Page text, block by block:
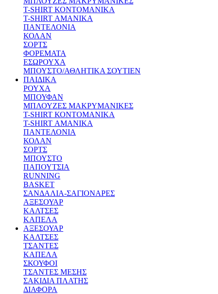
T-SHIRT ΚΟΝΤΟΜΑΝΙΚΑ
T-SHIRT ΑΜΑΝΙΚΑ
ΠΑΝΤΕΛΟΝΙΑ
ΚΟΛΑΝ
ΣΟΡΤΣ
ΦΟΡΕΜΑΤΑ
ΕΣΩΡΟΥΧΑ
ΜΠΟΥΣΤΟ/ΑΘΛΗΤΙΚΑ ΣΟΥΤΙΕΝ
ΠΑΙΔΙΚΑ
ΡΟΥΧΑ
ΜΠΟΥΦΑΝ
ΜΠΛΟΥΖΕΣ ΜΑΚΡΥΜΑΝΙΚΕΣ
T-SHIRT ΚΟΝΤΟΜΑΝΙΚΑ
T-SHIRT ΑΜΑΝΙΚΑ
ΠΑΝΤΕΛΟΝΙΑ
ΚΟΛΑΝ
ΣΟΡΤΣ
ΜΠΟΥΣΤΟ
ΠΑΠΟΥΤΣΙΑ
RUNNING
BASKET
ΣΑΝΔΑΛΙΑ-ΣΑΓΙΟΝΑΡΕΣ
ΑΞΕΣΟΥΑΡ
ΚΑΛΤΣΕΣ
ΚΑΠΕΛΑ
ΑΞΕΣΟΥΑΡ
ΚΑΛΤΣΕΣ
ΤΣΑΝΤΕΣ
ΚΑΠΕΛΑ
ΣΚΟΥΦΟΙ
ΤΣΑΝΤΕΣ ΜΕΣΗΣ
ΣΑΚΙΔΙΑ ΠΛΑΤΗΣ
ΔΙΑΦΟΡΑ